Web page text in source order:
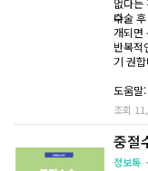
없다는
다.
수술
개되면
반복적
기 권
도움말
조회
중절
정보톡